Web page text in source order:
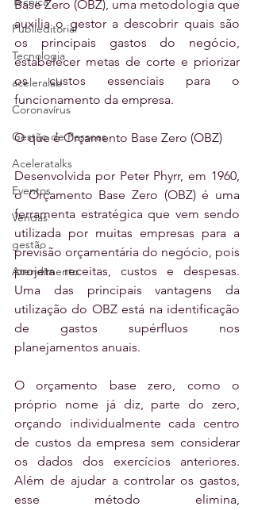
Publieditorial
Tecnologia
aceleralab
Coronavírus
Gestão de Pessoas
Aceleratalks
Eventos
Vendas
gestão
Atendimento
Base Zero (OBZ), uma metodologia que
auxilia o gestor a descobrir quais são
os principais gastos do negócio,
estabelecer metas de corte e priorizar
os custos essenciais para o
funcionamento da empresa.
O que é Orçamento Base Zero (OBZ)
Desenvolvida por Peter Phyrr, em 1960,
o Orçamento Base Zero (OBZ) é uma
ferramenta estratégica que vem sendo
utilizada por muitas empresas para a
previsão orçamentária do negócio, pois
projeta receitas, custos e despesas.
Uma das principais vantagens da
utilização do OBZ está na identificação
de gastos supérfluos nos
planejamentos anuais.
O orçamento base zero, como o
próprio nome já diz, parte do zero,
orçando individualmente cada centro
de custos da empresa sem considerar
os dados dos exercícios anteriores.
Além de ajudar a controlar os gastos,
esse método elimina,